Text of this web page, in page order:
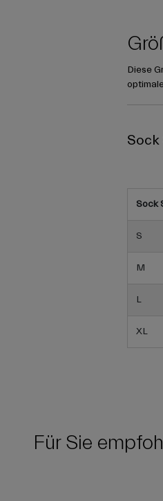
Diese
Sock
Sock
S
M
L
XL
Für Sie